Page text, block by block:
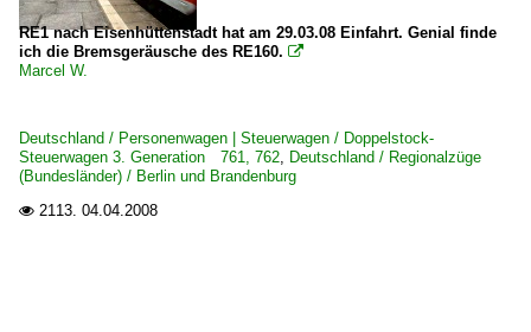
RE1 nach Eisenhüttenstadt hat am 29.03.08 Einfahrt. Genial finde
ich die Bremsgeräusche des RE160. 
Marcel W.
Deutschland / Personenwagen | Steuerwagen / Doppelstock-
Steuerwagen 3. Generation 761, 762, Deutschland / Regionalzüge
(Bundesländer) / Berlin und Brandenburg
 2113. 04.04.2008